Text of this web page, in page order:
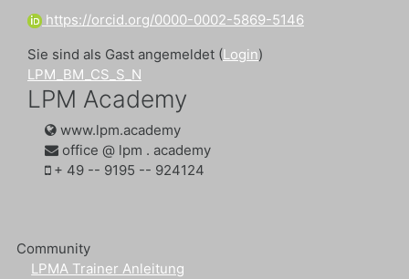
https://orcid.org/0000-0002-5869-5146
Sie sind als Gast angemeldet (Login)
LPM_BM_CS_S_N
LPM Academy
www.lpm.academy
office @ lpm . academy
‭+ 49 -- 9195 -- 924124‬
Community
LPMA Trainer Anleitung